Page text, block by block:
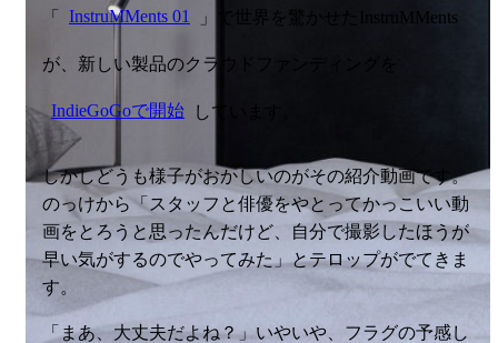
「 InstruMMents 01 」で世界を驚かせたInstruMMents
が、新しい製品のクラウドファンディングを
IndieGoGoで開始 しています。
しかしどうも様子がおかしいのがその紹介動画です。
のっけから「スタッフと俳優をやとってかっこいい動
画をとろうと思ったんだけど、自分で撮影したほうが
早い気がするのでやってみた」とテロップがでてきま
す。
「まあ、大丈夫だよね？」いやいや、フラグの予感し